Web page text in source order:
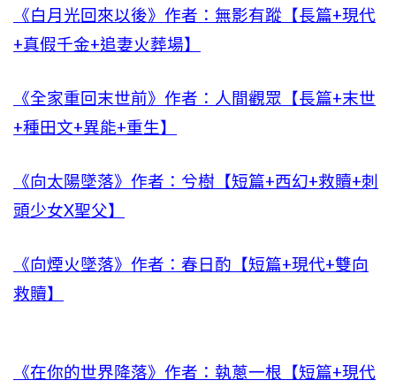
《白月光回來以後》作者：無影有蹤【長篇+現代
+真假千金+追妻火葬場】
《全家重回末世前》作者：人間觀眾【長篇+末世
+種田文+異能+重生】
《向太陽墜落》作者：兮樹【短篇+西幻+救贖+刺
頭少女X聖父】
《向煙火墜落》作者：春日酌【短篇+現代+雙向
救贖】
《在你的世界降落》作者：執蔥一根【短篇+現代